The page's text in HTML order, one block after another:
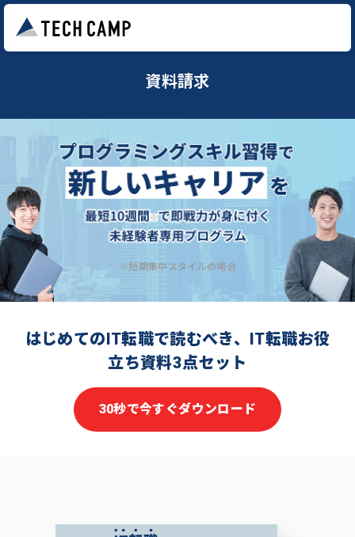
資料請求
※短期集中スタイルの場合
はじめてのIT転職で読むべき、IT転職お役
立ち資料3点セット
30秒で今すぐダウンロード